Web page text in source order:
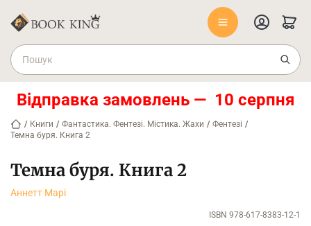
Відправка замовлень — 10 серпня
/ Книги / Фантастика. Фентезі. Містика. Жахи / Фентезі /
Темна буря. Книга 2
Темна буря. Книга 2
Аннетт Марі
ISBN 978-617-8383-12-1